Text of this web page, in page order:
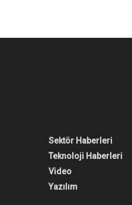
Sektör Haberleri
Teknoloji Haberleri
Video
Yazılım